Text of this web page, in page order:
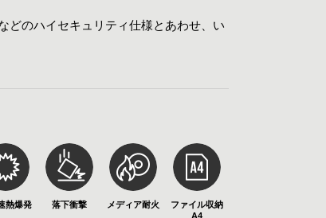
どのハイセキュリティ仕様とあわせ、い
熱爆発 落下衝撃 メディア耐火 ファイル収納